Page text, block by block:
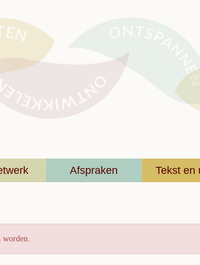
Afspraken Tekst en
worden.